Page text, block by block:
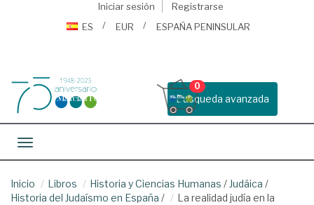
Iniciar sesión
Registrarse
ES
EUR ESPAÑA PENINSULAR
Busqueda avanzada
0
Toggle navigation
Inicio Libros Historia y Ciencias Humanas / Judáica /
Historia del Judaísmo en España /
La realidad judía en la